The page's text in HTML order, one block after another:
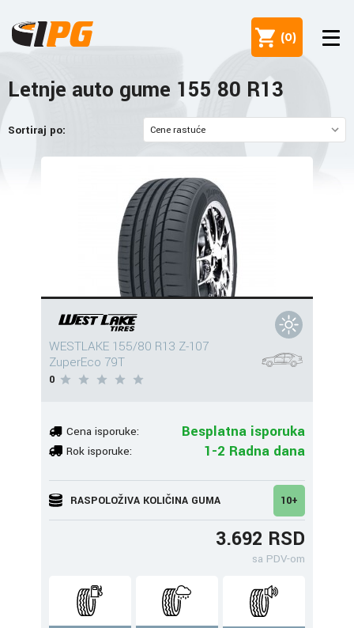
(0)
Letnje auto gume 155 80 R13
Sortiraj po:
WESTLAKE 155/80 R13 Z-107
ZuperEco 79T
0
Cena isporuke: Besplatna isporuka
Rok isporuke: 1-2 Radna dana
RASPOLOŽIVA KOLIČINA GUMA 10+
3.692 RSD
sa PDV-om